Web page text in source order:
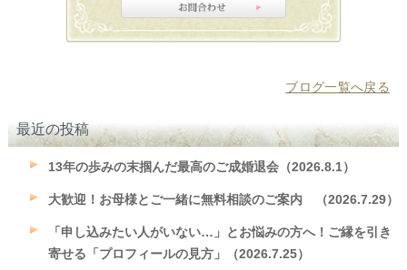
ブログ一覧へ戻る
最近の投稿
13年の歩みの末掴んだ最高のご成婚退会（2026.8.1）
大歓迎！お母様とご一緒に無料相談のご案内 （2026.7.29）
「申し込みたい人がいない…」とお悩みの方へ！ご縁を引き
寄せる「プロフィールの見方」（2026.7.25）